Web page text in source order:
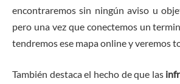
encontraremos sin ningún aviso u
pero una vez que conectemos un
tendremos ese mapa online y veremos
También destaca el hecho de que las